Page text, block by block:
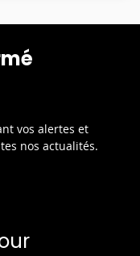
vos alertes et
nos actualités.